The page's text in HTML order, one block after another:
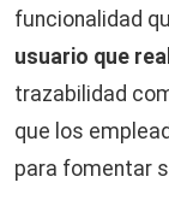
funcionalidad
usuario que
trazabilidad
que los
para fomentar